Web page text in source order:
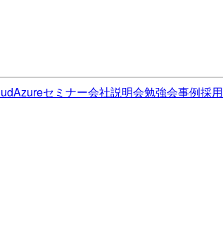
Azureセミナー会社説明会勉強会事例採用